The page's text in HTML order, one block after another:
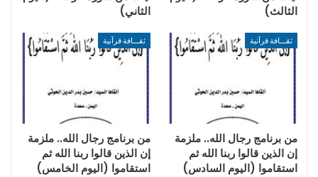
الثالث)
الثاني)
ثقـــافة قرآنية
من برنامج رجال الله.. ملزمة
إن الذين قالوا ربنا الله ثم
استقاموا (اليوم السادس)
ثقـــافة قرآنية
من برنامج رجال الله.. ملزمة
إن الذين قالوا ربنا الله ثم
استقاموا (اليوم الخامس)